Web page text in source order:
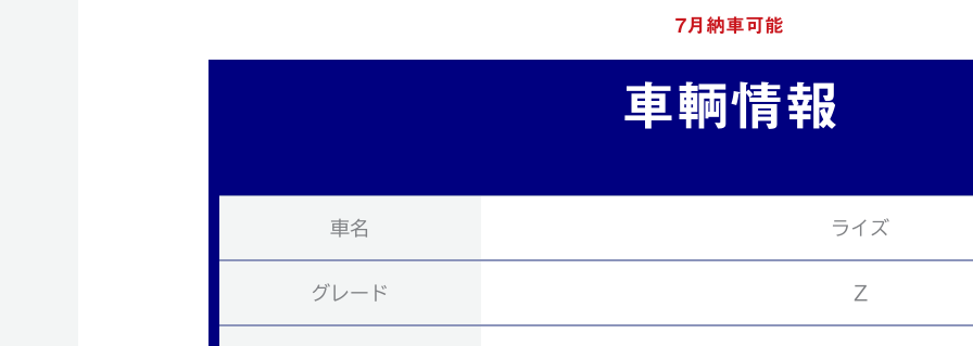
7月納車可能
車輌情報
車名 ライズ
グレード Z